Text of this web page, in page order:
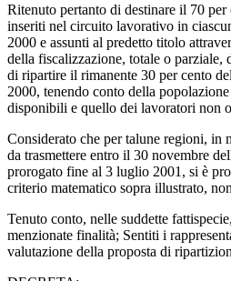
Ritenuto pertanto di destinare il 70
inseriti nel circuito lavorativo in
2000 e assunti al predetto titolo
della fiscalizzazione, totale o
di ripartire il rimanente 30 per cento
2000, tenendo conto della
disponibili e quello dei lavoratori non
Considerato che per talune regioni, in
da trasmettere entro il 30 novembre
prorogato fine al 3 luglio 2001, si è
criterio matematico sopra illustrato,
Tenuto conto, nelle suddette
menzionate finalità; Sentiti i
valutazione della proposta di